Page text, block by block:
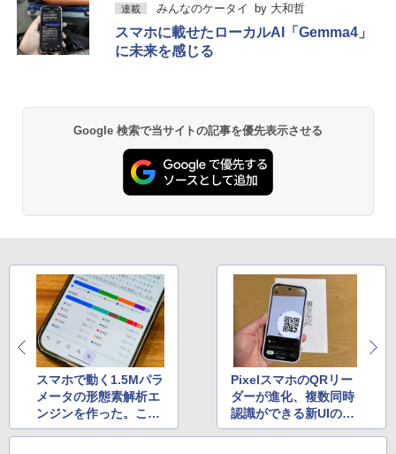
連載 みんなのケータイ by 大和哲
スマホに載せたローカルAI「Gemma4」
に未来を感じる
Google 検索で当サイトの記事を優先表示させる
スマホで動く1.5Mパラ
メータの形態素解析エ
ンジンを作った。これ
も一応ローカルAI、だ
PixelスマホのQRリー
ダーが進化、複数同時
認識ができる新UIの使
い勝手を試す